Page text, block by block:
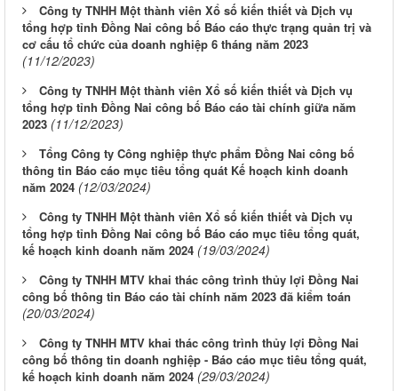
Công ty TNHH Một thành viên Xổ số kiến thiết và Dịch vụ
tổng hợp tỉnh Đồng Nai công bố Báo cáo thực trạng quản trị và
cơ cấu tổ chức của doanh nghiệp 6 tháng năm 2023
(11/12/2023)
Công ty TNHH Một thành viên Xổ số kiến thiết và Dịch vụ
tổng hợp tỉnh Đồng Nai công bố Báo cáo tài chính giữa năm
2023 (11/12/2023)
Tổng Công ty Công nghiệp thực phẩm Đồng Nai công bố
thông tin Báo cáo mục tiêu tổng quát Kế hoạch kinh doanh
năm 2024 (12/03/2024)
Công ty TNHH Một thành viên Xổ số kiến thiết và Dịch vụ
tổng hợp tỉnh Đồng Nai công bố Báo cáo mục tiêu tổng quát,
kế hoạch kinh doanh năm 2024 (19/03/2024)
Công ty TNHH MTV khai thác công trình thủy lợi Đồng Nai
công bố thông tin Báo cáo tài chính năm 2023 đã kiểm toán
(20/03/2024)
Công ty TNHH MTV khai thác công trình thủy lợi Đồng Nai
công bố thông tin doanh nghiệp - Báo cáo mục tiêu tổng quát,
kế hoạch kinh doanh năm 2024 (29/03/2024)